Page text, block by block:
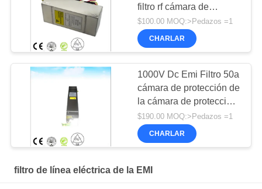
filtro rf cámara de
blindaje cámara EMC
$100.00 MOQ:>Pedazos =1
CHARLAR
1000V Dc Emi Filtro 50a
cámara de protección de
la cámara de protección
de la cámara de
protección de la cámara
de protección de la
la cámara de protección
$190.00 MOQ:>Pedazos =1
CHARLAR
filtro de línea eléctrica de la EMI